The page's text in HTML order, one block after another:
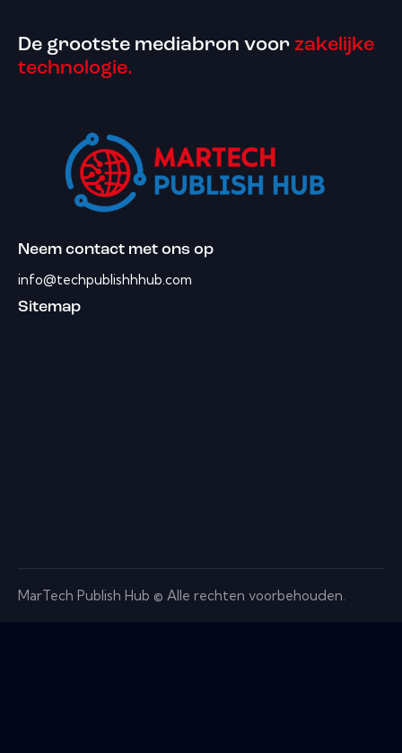
De grootste mediabron voor zakelijke
technologie.
Neem contact met ons op
info@techpublishhhub.com
Sitemap
MarTech Publish Hub © Alle rechten voorbehouden.